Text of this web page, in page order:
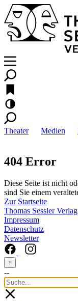
Theater Medien
404 Error
Diese Seite ist nicht
sind Sie einem
Zur Startseite
Thomas Sessler
Impressum
Datenschutz
Newsletter
↑
--